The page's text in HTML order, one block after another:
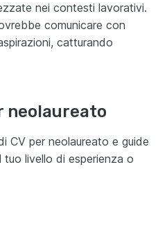
nei contesti lavorativi.
comunicare con
catturando
neolaureato
CV per neolaureato e guide
livello di esperienza o